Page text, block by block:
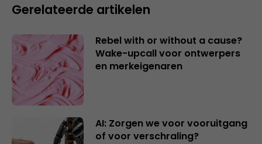
Gerelateerde artikelen
Rebel with or without a cause?
Wake-upcall voor ontwerpers
en merkeigenaren
AI: Zorgen we voor vooruitgang
of voor verschraling?